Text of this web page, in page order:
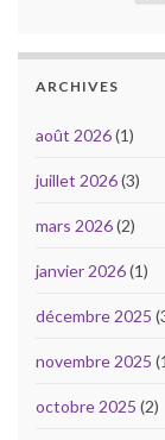
ARCHIVES
août 2026(1)
juillet 2026(3)
mars 2026(2)
janvier 2026(1)
décembre 2025
novembre 2025
octobre 2025 (2)